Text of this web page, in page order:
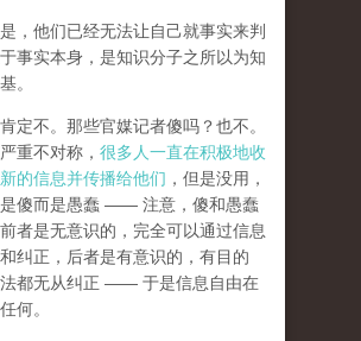
，他们已经无法让自己就事实来判
事实本身，是知识分子之所以为知
。
定不。那些官媒记者傻吗？也不。
重不对称， 很多人一直在积极地收
的信息并传播给他们 ，但是没用，
傻而是愚蠢 —— 注意，傻和愚蠢
者是无意识的，完全可以通过信息
纠正，后者是有意识的，有目的
都无从纠正 —— 于是信息自由在
何。